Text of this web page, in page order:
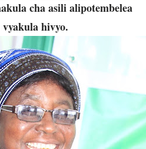
cha asili alipotembelea
hivyo.